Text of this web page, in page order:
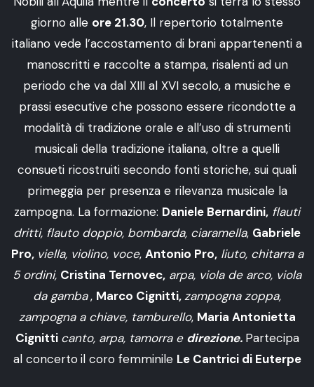
giorno alle ore 21.30, Il repertorio totalmente
italiano vede l’accostamento di brani appartenenti a
manoscritti e raccolte a stampa, risalenti ad un
periodo che va dal XIII al XVI secolo, a musiche e
prassi esecutive che possono essere ricondotte a
modalità di tradizione orale e all’uso di strumenti
musicali della tradizione italiana, oltre a quelli
consueti ricostruiti secondo fonti storiche, sui quali
primeggia per presenza e rilevanza musicale la
zampogna. La formazione: Daniele Bernardini, flauti
dritti, flauto doppio, bombarda, ciaramella, Gabriele
Pro, viella, violino, voce, Antonio Pro, liuto, chitarra a
5 ordini, Cristina Ternovec, arpa, viola de arco, viola
da gamba, Marco Cignitti,zampogna zoppa,
zampogna a chiave, tamburello, Maria Antonietta
Cignitti canto, arpa, tamorra e direzione. Partecipa
al concerto il coro femminile Le Cantrici di Euterpe